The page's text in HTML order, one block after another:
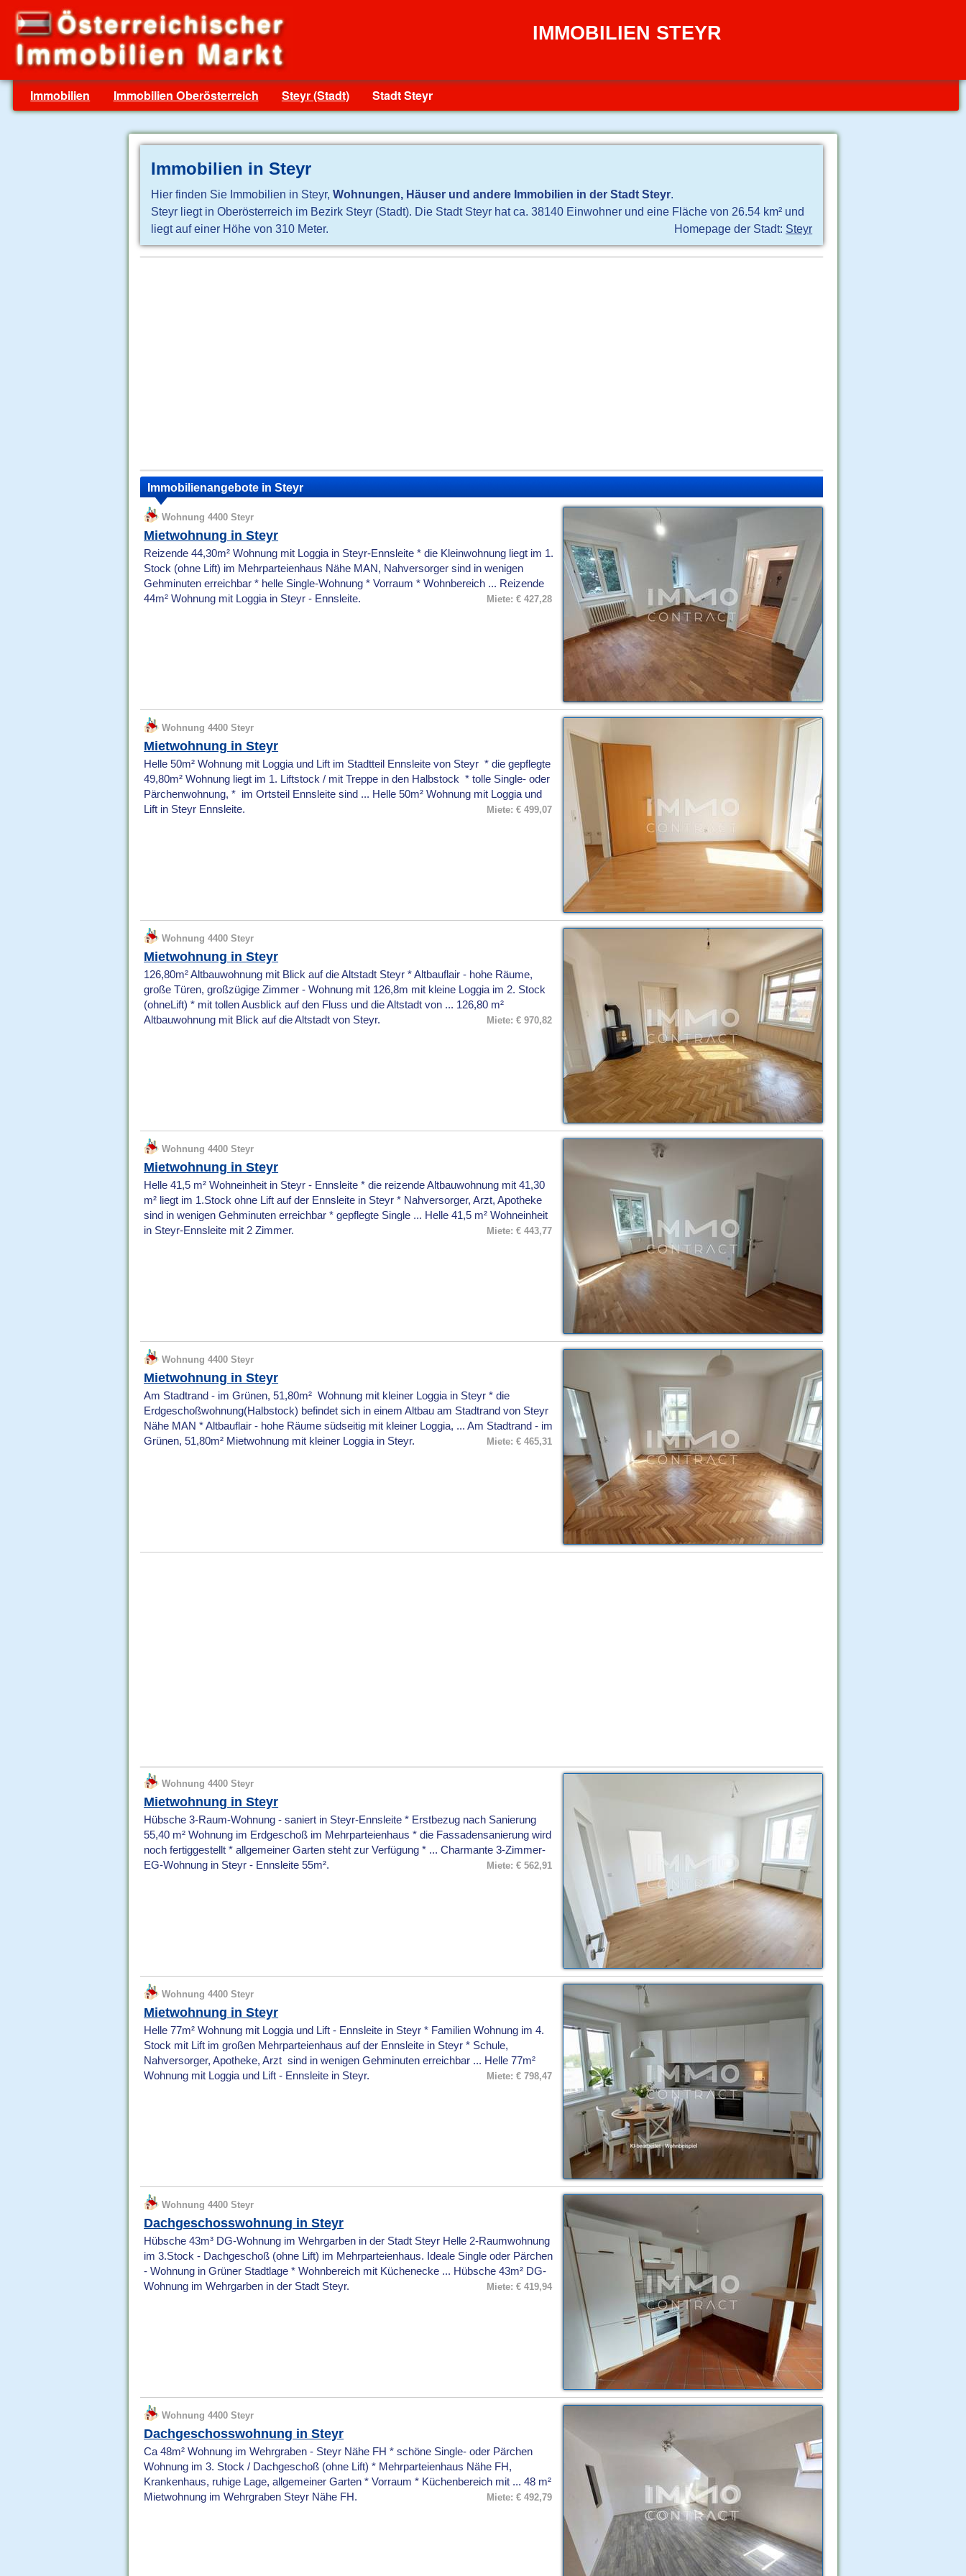
IMMOBILIEN STEYR
Immobilien Immobilien Oberösterreich Steyr (Stadt) Stadt Steyr
Immobilien in Steyr
Hier finden Sie Immobilien in Steyr, Wohnungen, Häuser und andere Immobilien in der Stadt Steyr.
Steyr liegt in Oberösterreich im Bezirk Steyr (Stadt). Die Stadt Steyr hat ca. 38140 Einwohner und eine Fläche von 26.54 km² und
liegt auf einer Höhe von 310 Meter.
Homepage der Stadt: Steyr
Immobilienangebote in Steyr
Wohnung 4400 Steyr
Mietwohnung in Steyr
Reizende 44,30m² Wohnung mit Loggia in Steyr-Ennsleite * die Kleinwohnung liegt im 1.
Stock (ohne Lift) im Mehrparteienhaus Nähe MAN, Nahversorger sind in wenigen
Gehminuten erreichbar * helle Single-Wohnung * Vorraum * Wohnbereich ... Reizende
44m² Wohnung mit Loggia in Steyr - Ennsleite.
Miete: € 427,28
Wohnung 4400 Steyr
Mietwohnung in Steyr
Helle 50m² Wohnung mit Loggia und Lift im Stadtteil Ennsleite von Steyr * die gepflegte
49,80m² Wohnung liegt im 1. Liftstock / mit Treppe in den Halbstock * tolle Single- oder
Pärchenwohnung, * im Ortsteil Ennsleite sind ... Helle 50m² Wohnung mit Loggia und
Lift in Steyr Ennsleite.
Miete: € 499,07
Wohnung 4400 Steyr
Mietwohnung in Steyr
126,80m² Altbauwohnung mit Blick auf die Altstadt Steyr * Altbauflair - hohe Räume,
große Türen, großzügige Zimmer - Wohnung mit 126,8m mit kleine Loggia im 2. Stock
(ohneLift) * mit tollen Ausblick auf den Fluss und die Altstadt von ... 126,80 m²
Altbauwohnung mit Blick auf die Altstadt von Steyr.
Miete: € 970,82
Wohnung 4400 Steyr
Mietwohnung in Steyr
Helle 41,5 m² Wohneinheit in Steyr - Ennsleite * die reizende Altbauwohnung mit 41,30
m² liegt im 1.Stock ohne Lift auf der Ennsleite in Steyr * Nahversorger, Arzt, Apotheke
sind in wenigen Gehminuten erreichbar * gepflegte Single ... Helle 41,5 m² Wohneinheit
in Steyr-Ennsleite mit 2 Zimmer.
Miete: € 443,77
Wohnung 4400 Steyr
Mietwohnung in Steyr
Am Stadtrand - im Grünen, 51,80m² Wohnung mit kleiner Loggia in Steyr * die
Erdgeschoßwohnung(Halbstock) befindet sich in einem Altbau am Stadtrand von Steyr
Nähe MAN * Altbauflair - hohe Räume südseitig mit kleiner Loggia, ... Am Stadtrand - im
Grünen, 51,80m² Mietwohnung mit kleiner Loggia in Steyr.
Miete: € 465,31
Wohnung 4400 Steyr
Mietwohnung in Steyr
Hübsche 3-Raum-Wohnung - saniert in Steyr-Ennsleite * Erstbezug nach Sanierung
55,40 m² Wohnung im Erdgeschoß im Mehrparteienhaus * die Fassadensanierung wird
noch fertiggestellt * allgemeiner Garten steht zur Verfügung * ... Charmante 3-Zimmer-
EG-Wohnung in Steyr - Ennsleite 55m².
Miete: € 562,91
Wohnung 4400 Steyr
Mietwohnung in Steyr
Helle 77m² Wohnung mit Loggia und Lift - Ennsleite in Steyr * Familien Wohnung im 4.
Stock mit Lift im großen Mehrparteienhaus auf der Ennsleite in Steyr * Schule,
Nahversorger, Apotheke, Arzt sind in wenigen Gehminuten erreichbar ... Helle 77m²
Wohnung mit Loggia und Lift - Ennsleite in Steyr.
Miete: € 798,47
Wohnung 4400 Steyr
Dachgeschosswohnung in Steyr
Hübsche 43m³ DG-Wohnung im Wehrgarben in der Stadt Steyr Helle 2-Raumwohnung
im 3.Stock - Dachgeschoß (ohne Lift) im Mehrparteienhaus. Ideale Single oder Pärchen
- Wohnung in Grüner Stadtlage * Wohnbereich mit Küchenecke ... Hübsche 43m² DG-
Wohnung im Wehrgarben in der Stadt Steyr.
Miete: € 419,94
Wohnung 4400 Steyr
Dachgeschosswohnung in Steyr
Ca 48m² Wohnung im Wehrgraben - Steyr Nähe FH * schöne Single- oder Pärchen
Wohnung im 3. Stock / Dachgeschoß (ohne Lift) * Mehrparteienhaus Nähe FH,
Krankenhaus, ruhige Lage, allgemeiner Garten * Vorraum * Küchenbereich mit ... 48 m²
Mietwohnung im Wehrgraben Steyr Nähe FH.
Miete: € 492,79